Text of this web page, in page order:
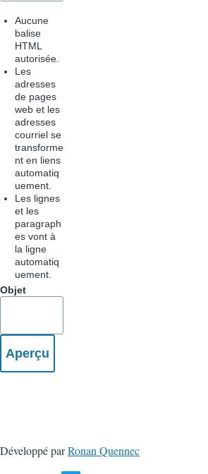
Aucune
balise
HTML
autorisée.
Les
adresses
de pages
web et les
adresses
courriel se
transforme
nt en liens
automatiq
uement.
Les lignes
et les
paragraph
es vont à
la ligne
automatiq
uement.
Objet
Développé parRonan Quennec